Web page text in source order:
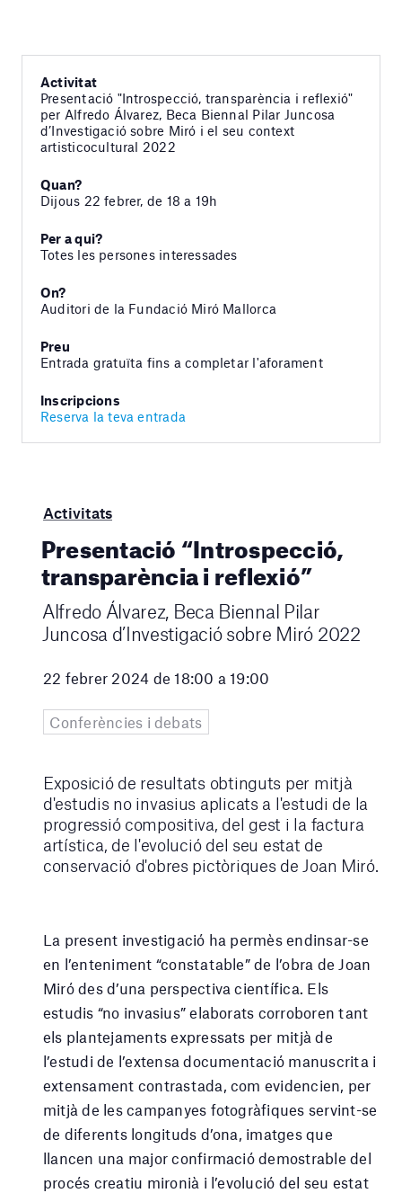
Activitat
Presentació "Introspecció, transparència i reflexió"
per Alfredo Álvarez, Beca Biennal Pilar Juncosa
d’Investigació sobre Miró i el seu context
artisticocultural 2022
Quan?
Dijous 22 febrer, de 18 a 19h
Per a qui?
Totes les persones interessades
On?
Auditori de la Fundació Miró Mallorca
Preu
Entrada gratuïta fins a completar l'aforament
Inscripcions
Reserva la teva entrada
Activitats
Presentació “Introspecció,
transparència i reflexió”
Alfredo Álvarez, Beca Biennal Pilar
Juncosa d’Investigació sobre Miró 2022
22 febrer 2024 de 18:00 a 19:00
Conferències i debats
Exposició de resultats obtinguts per mitjà
d'estudis no invasius aplicats a l'estudi de la
progressió compositiva, del gest i la factura
artística, de l'evolució del seu estat de
conservació d'obres pictòriques de Joan Miró.
La present investigació ha permès endinsar-se
en l’enteniment “constatable” de l’obra de Joan
Miró des d’una perspectiva científica. Els
estudis “no invasius” elaborats corroboren tant
els plantejaments expressats per mitjà de
l’estudi de l’extensa documentació manuscrita i
extensament contrastada, com evidencien, per
mitjà de les campanyes fotogràfiques servint-se
de diferents longituds d’ona, imatges que
llancen una major confirmació demostrable del
procés creatiu mironià i l’evolució del seu estat